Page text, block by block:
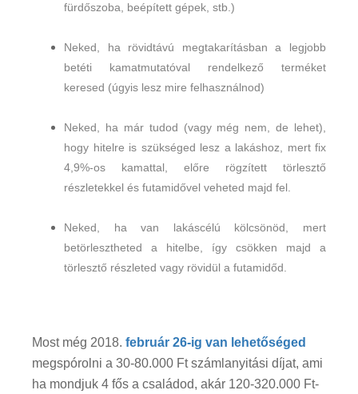
fürdőszoba, beépített gépek, stb.)
Neked, ha rövidtávú megtakarításban a legjobb
betéti kamatmutatóval rendelkező terméket
keresed (úgyis lesz mire felhasználnod)
Neked, ha már tudod (vagy még nem, de lehet),
hogy hitelre is szükséged lesz a lakáshoz, mert fix
4,9%-os kamattal, előre rögzített törlesztő
részletekkel és futamidővel veheted majd fel.
Neked, ha van lakáscélú kölcsönöd, mert
betörlesztheted a hitelbe, így csökken majd a
törlesztő részleted vagy rövidül a futamidőd.
Most még 2018. február 26-ig van lehetőséged
megspórolni a 30-80.000 Ft számlanyitási díjat, ami
ha mondjuk 4 fős a családod, akár 120-320.000 Ft-